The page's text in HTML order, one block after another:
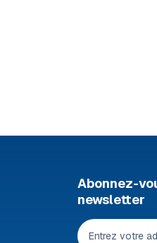
Abonnez-
newsletter